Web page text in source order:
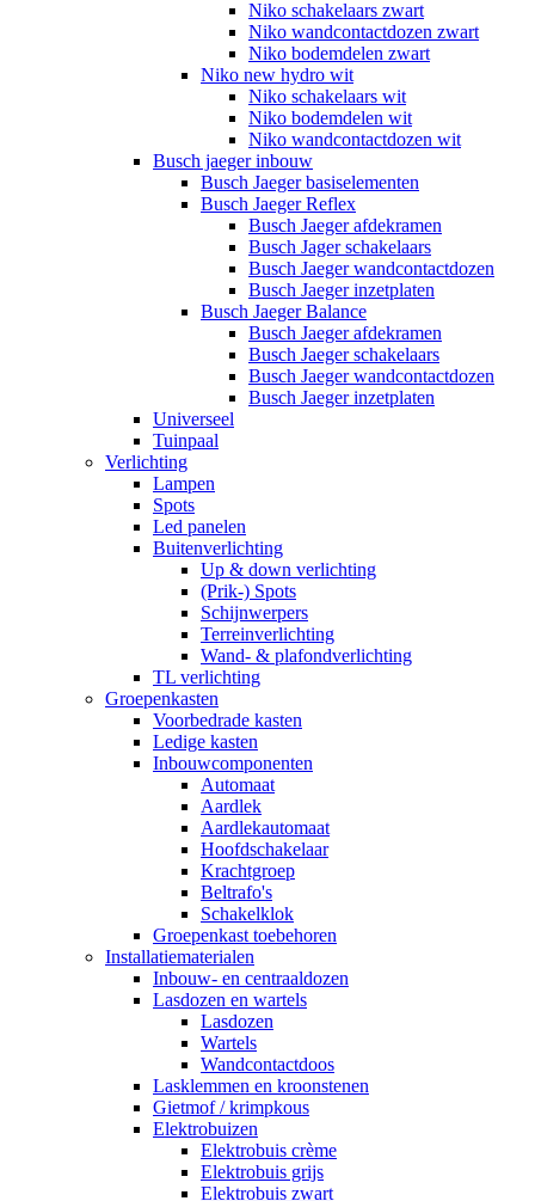
Niko schakelaars zwart
Niko wandcontactdozen zwart
Niko bodemdelen zwart
Niko new hydro wit
Niko schakelaars wit
Niko bodemdelen wit
Niko wandcontactdozen wit
Busch jaeger inbouw
Busch Jaeger basiselementen
Busch Jaeger Reflex
Busch Jaeger afdekramen
Busch Jager schakelaars
Busch Jaeger wandcontactdozen
Busch Jaeger inzetplaten
Busch Jaeger Balance
Busch Jaeger afdekramen
Busch Jaeger schakelaars
Busch Jaeger wandcontactdozen
Busch Jaeger inzetplaten
Universeel
Tuinpaal
Verlichting
Lampen
Spots
Led panelen
Buitenverlichting
Up & down verlichting
(Prik-) Spots
Schijnwerpers
Terreinverlichting
Wand- & plafondverlichting
TL verlichting
Groepenkasten
Voorbedrade kasten
Ledige kasten
Inbouwcomponenten
Automaat
Aardlek
Aardlekautomaat
Hoofdschakelaar
Krachtgroep
Beltrafo's
Schakelklok
Groepenkast toebehoren
Installatiematerialen
Inbouw- en centraaldozen
Lasdozen en wartels
Lasdozen
Wartels
Wandcontactdoos
Lasklemmen en kroonstenen
Gietmof / krimpkous
Elektrobuizen
Elektrobuis crème
Elektrobuis grijs
Elektrobuis zwart